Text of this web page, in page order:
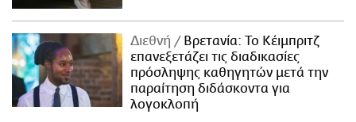
Διεθνή
Βρετανία: Το Κέιμπριτζ
επανεξετάζει τις διαδικασίες
πρόσληψης καθηγητών μετά την
παραίτηση διδάσκοντα για
λογοκλοπή